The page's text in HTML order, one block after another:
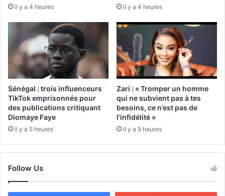
il y a 4 heures il y a 4 heures
Sénégal : trois influenceurs
TikTok emprisonnés pour
des publications critiquant
Diomaye Faye
il y a 5 heures
Zari : « Tromper un homme
qui ne subvient pas à tes
besoins, ce n’est pas de
l’infidélité »
il y a 9 heures
Follow Us